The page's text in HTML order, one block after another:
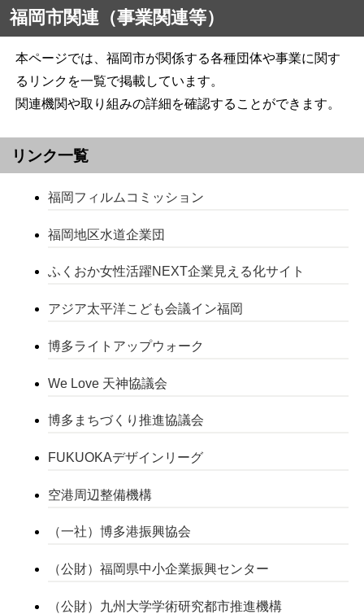
福岡市関連（事業関連等）
本ページでは、福岡市が関係する各種団体や事業に関す
るリンクを一覧で掲載しています。
関連機関や取り組みの詳細を確認することができます。
リンク一覧
福岡フィルムコミッション
福岡地区水道企業団
ふくおか女性活躍NEXT企業見える化サイト
アジア太平洋こども会議イン福岡
博多ライトアップウォーク
We Love 天神協議会
博多まちづくり推進協議会
FUKUOKAデザインリーグ
空港周辺整備機構
（一社）博多港振興協会
（公財）福岡県中小企業振興センター
（公財）九州大学学術研究都市推進機構